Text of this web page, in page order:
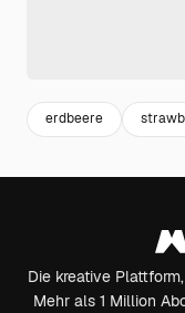
erdbeere
Die kreative
Mehr als 1 Million